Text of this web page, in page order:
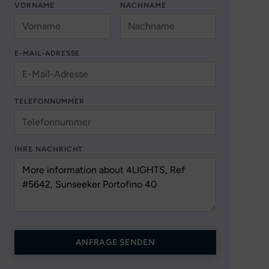
VORNAME NACHNAME
E-MAIL-ADRESSE
TELEFONNUMMER
IHRE NACHRICHT
ANFRAGE SENDEN